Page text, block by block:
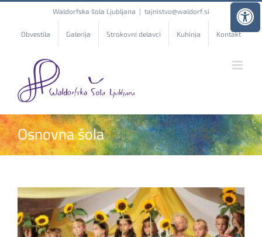
content
Waldorfska šola Ljubljana | tajnistvo@waldorf.si
Obvestila Galerija Strokovni delavci Kuhinja Kontakt
Osnovna šola